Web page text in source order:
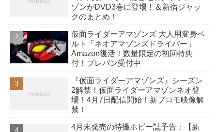
ゾンがDVD3巻に登場！＆新宿ジャッ
クのまとめ！
仮面ライダーアマゾンズ 大人用変身ベ
ルト「ネオアマゾンズドライバー」
Amazon復活！数量限定の初回特典
付！プレバン受付中
『仮面ライダーアマゾンズ』シーズン
2解禁！仮面ライダーアマゾンネオ登
場！4月7日配信開始！新プロモ映像解
禁！
4月末発売の特撮ホビー誌予告：【新